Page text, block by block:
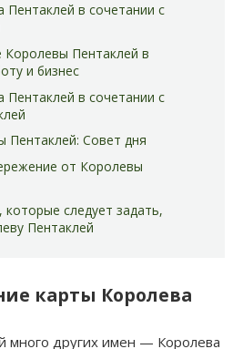
Пентаклей в сочетании с
Королевы Пентаклей в
и бизнес
Пентаклей в сочетании с
Пентаклей: Совет дня
от Королевы
следует задать,
Пентаклей
карты Королева
много других имен — Королева